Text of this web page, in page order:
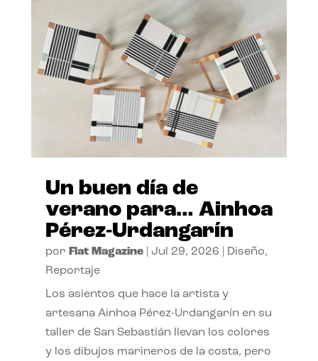
Un buen día de
verano para… Ainhoa
Pérez-Urdangarín
por Flat Magazine| Jul 29, 2026 Diseño,
Reportaje
Los asientos que hace la artista y
artesana Ainhoa Pérez-Urdangarín en su
taller de San Sebastián llevan los colores
y los dibujos marineros de la costa, pero